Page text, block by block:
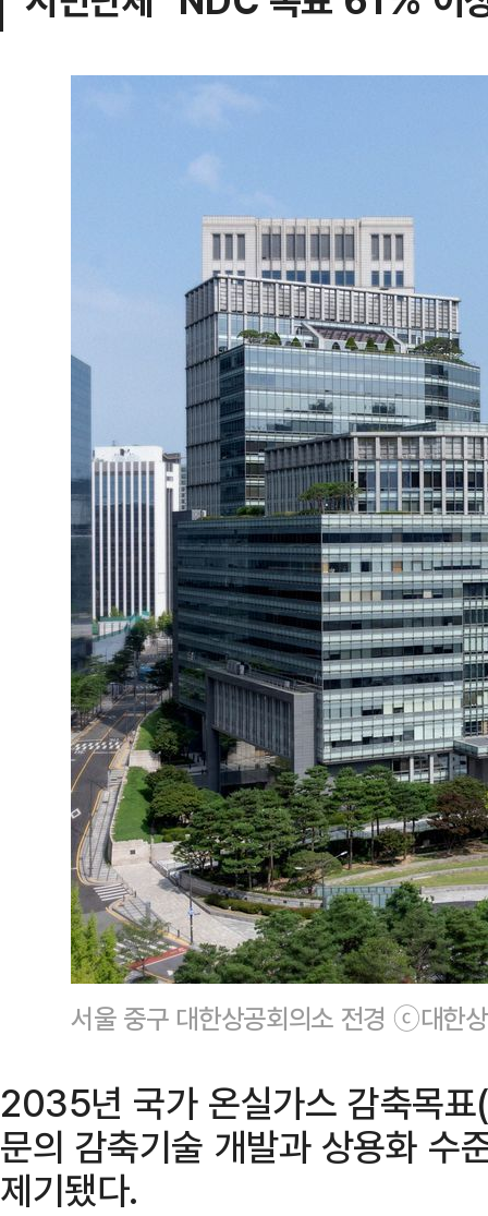
서울 중구 대한상공회의소 전경 ⓒ대한
2035년 국가 온실가스 감축목
문의 감축기술 개발과 상용화 수
제기됐다.